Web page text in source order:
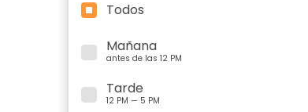
Todos
Mañana
antes de las 12 PM
Tarde
12 PM — 5 PM